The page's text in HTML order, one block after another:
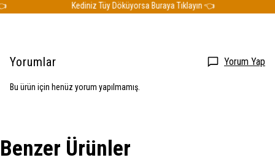
Kediniz Tüy Döküyorsa Buraya Tıklayın 👈
Yorumlar Yorum Yap
Bu ürün için henüz yorum yapılmamış.
Benzer Ürünler